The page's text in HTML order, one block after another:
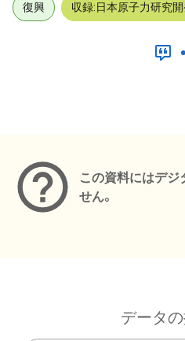
復興 収録:日本原子力研究
この資料にはデジ
せん。
データ